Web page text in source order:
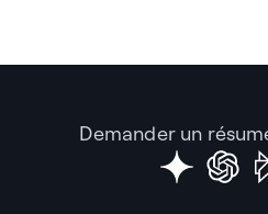
Demander un